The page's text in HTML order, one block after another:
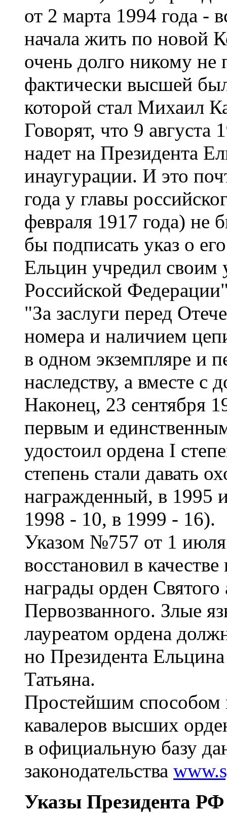
от 2 марта 1994 года -
начала жить по новой
очень долго никому не
фактически высшей
которой стал Михаил
Говорят, что 9 августа
надет на Президента
инаугурации. И это
года у главы
февраля 1917 года) не
бы подписать указ о
Ельцин учредил своим
Российской
"За заслуги перед
номера и наличием
в одном экземпляре и
наследству, а вместе с
Наконец, 23 сентября
первым и
удостоил ордена I
степень стали давать
награжденный, в 1995
1998 - 10, в 1999 - 16).
Указом №757 от 1
восстановил в
награды орден
Первозванного. Злые
лауреатом ордена
но Президента
Татьяна.
Простейшим способом
кавалеров высших
в официальную базу
законодательства
Указы Президента